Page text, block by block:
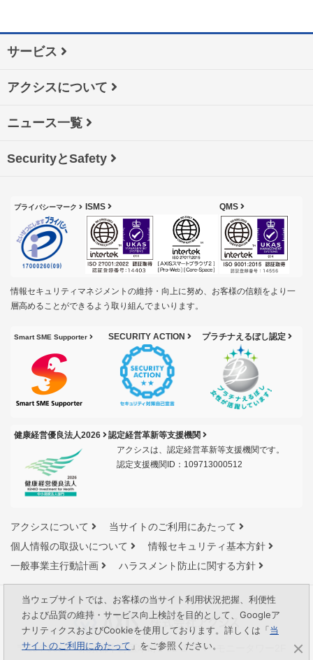
サービス
アクシスについて
ニュース一覧
SecurityとSafety
プライバシーマーク ISMS QMS
情報セキュリティマネジメントの維持・向上に努め、お客様の信頼をより一
層高めることができるよう取り組んでまいります。
Smart SME Supporter SECURITY ACTION プラチナえるぼし認定
健康経営優良法人2026
認定経営革新等支援機関
アクシスは、認定経営革新等支援機関です。
認定支援機関ID：109713000512
アクシスについて
当サイトのご利用にあたって
個人情報の取扱いについて
情報セキュリティ基本方針
一般事業主行動計画
ハラスメント防止に関する方針
〒164-0012 東京都中野区本町1-32-2 ハーモニータワー2F
当ウェブサイトでは、お客様の当サイト利用状況把握、利便性
および品質の維持・サービス向上検討を目的として、Googleア
ナリティクスおよびCookieを使用しております。詳しくは「当
サイトのご利用にあたって 」をご参照ください。